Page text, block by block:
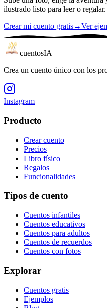
ilustrado listo para leer o regalar.
Crear mi cuento gratis→Ver
cuentosIA
Crea un cuento único con los
Instagram
Producto
Crear cuento
Precios
Libro físico
Regalos
Funcionalidades
Tipos de cuento
Cuentos infantiles
Cuentos educativos
Cuentos para adultos
Cuentos de recuerdos
Cuentos con fotos
Explorar
Cuentos gratis
Ejemplos